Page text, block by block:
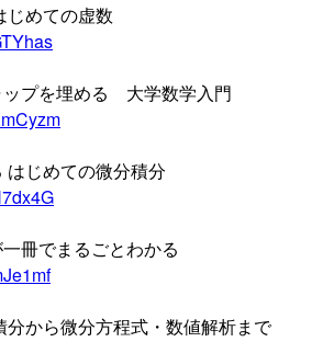
めての虚数
プを埋める 大学数学入門
じめての微分積分
冊でまるごとわかる
から微分方程式・数値解析まで